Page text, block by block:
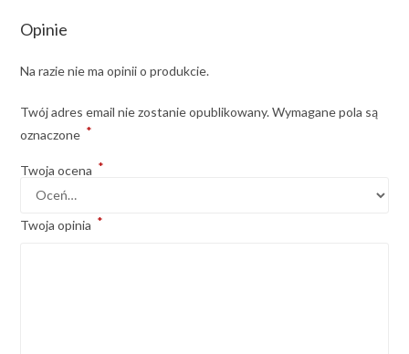
Opinie
Na razie nie ma opinii o produkcie.
Twój adres email nie zostanie opublikowany. Wymagane pola są
oznaczone *
Twoja ocena *
Twoja opinia *